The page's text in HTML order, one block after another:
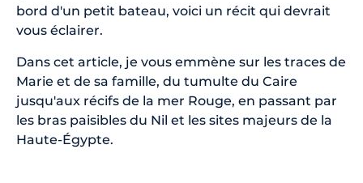
bord d'un petit bateau, voici un récit qui devrait
vous éclairer.
Dans cet article, je vous emmène sur les traces de
Marie et de sa famille, du tumulte du Caire
jusqu'aux récifs de la mer Rouge, en passant par
les bras paisibles du Nil et les sites majeurs de la
Haute-Égypte.